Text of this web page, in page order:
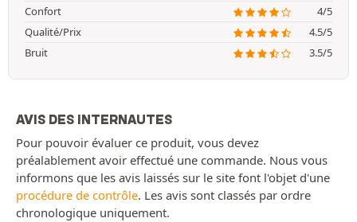
Confort
4/5
Qualité/Prix
4.5/5
Bruit
3.5/5
AVIS DES INTERNAUTES
Pour pouvoir évaluer ce produit, vous devez
préalablement avoir effectué une commande. Nous vous
informons que les avis laissés sur le site font l'objet d'une
procédure de contrôle. Les avis sont classés par ordre
chronologique uniquement.